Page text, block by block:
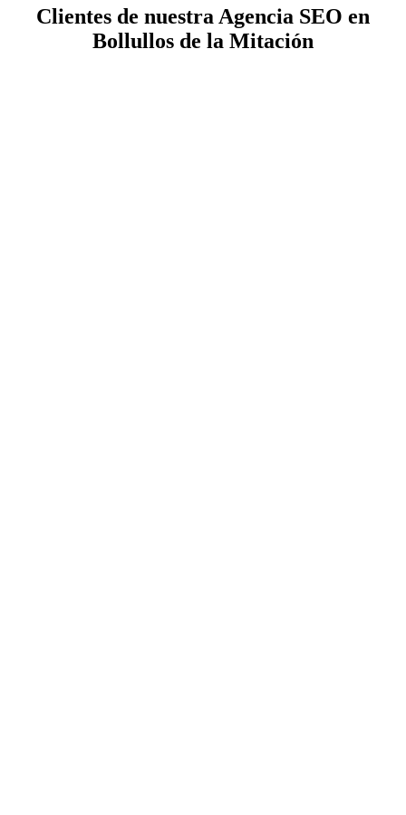
Clientes de nuestra Agencia SEO en
Bollullos de la Mitación